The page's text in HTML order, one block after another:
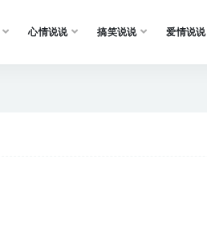
心情说说 搞笑说说 爱情说说